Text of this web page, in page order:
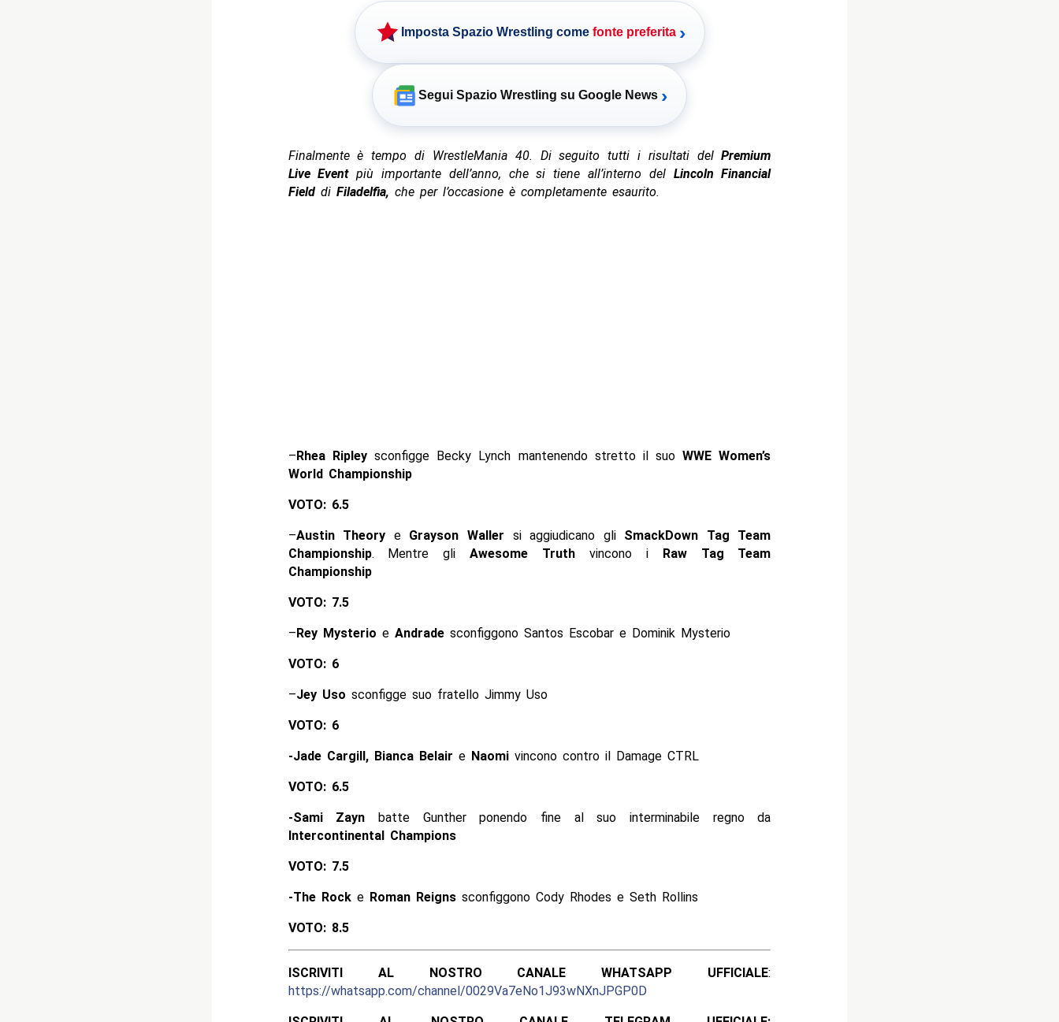
Imposta Spazio Wrestling come fonte preferita ›
Segui Spazio Wrestling su Google News ›
Finalmente è tempo di WrestleMania 40. Di seguito tutti i risultati delPremium
Live Eventpiù importante dell’anno, che si tiene all’interno delLincoln Financial
Fielddi Filadelfia, che per l’occasione è completamente esaurito.
–Rhea Ripleysconfigge Becky Lynch mantenendo stretto il suoWWE Women’s
World Championship
VOTO: 6.5
–Austin Theory e Grayson Waller si aggiudicano gli SmackDown Tag Team
Championship. Mentre gliAwesome Truth vincono i Raw Tag Team
Championship
VOTO: 7.5
–Rey Mysterio e Andradesconfiggono Santos Escobar e Dominik Mysterio
VOTO: 6
–Jey Uso sconfigge suo fratello Jimmy Uso
VOTO: 6
-Jade Cargill, Bianca Belair e Naomivincono contro il Damage CTRL
VOTO: 6.5
-Sami Zayn batte Gunther ponendo fine al suo interminabile regno da
Intercontinental Champions
VOTO: 7.5
-The Rocke Roman Reignssconfiggono Cody Rhodes e Seth Rollins
VOTO: 8.5
ISCRIVITI AL NOSTRO CANALE WHATSAPP UFFICIALE:
https://whatsapp.com/channel/0029Va7eNo1J93wNXnJPGP0D